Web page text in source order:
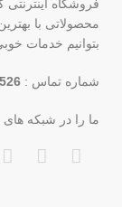
فروشگاه اینترنتی
محصولاتی با
بتوانیم خدمات
شماره تماس :
ما را در شبکه های